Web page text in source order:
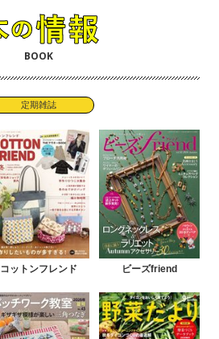
BOOK
定期雑誌
コットンフレンド ビーズfriend